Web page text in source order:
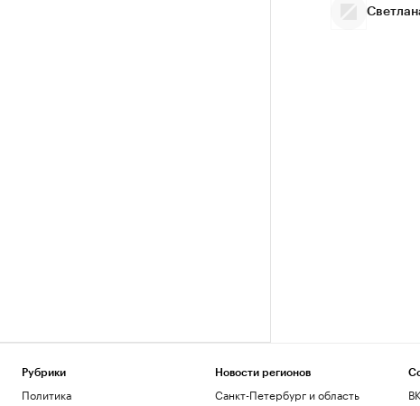
Рубрики
Политика
Новости регионов
Санкт-Петербург и область